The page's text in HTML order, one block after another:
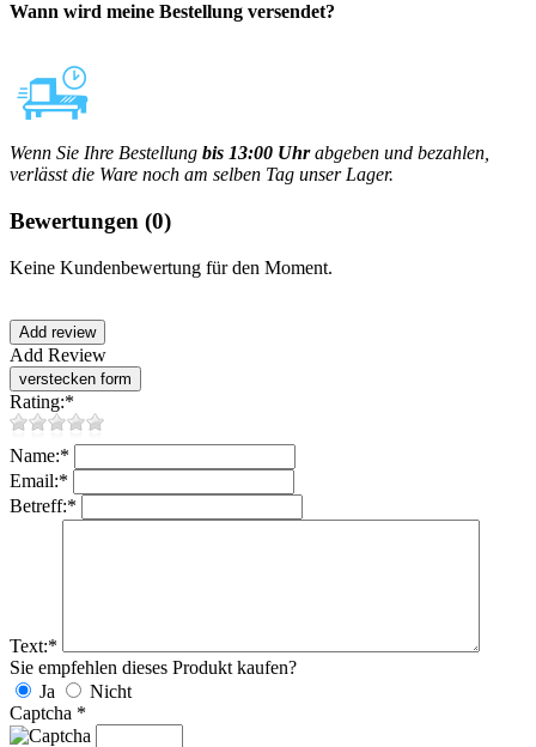
Wann wird meine Bestellung versendet?
Wenn Sie Ihre Bestellung bis 13:00 Uhrabgeben und bezahlen,
verlässt die Ware noch am selben Tag unser Lager.
Bewertungen (0)
Keine Kundenbewertung für den Moment.
Add Review
Rating:*
Name:*
Email:*
Betreff:*
Text:*
Sie empfehlen dieses Produkt kaufen?
Ja
Nicht
Captcha *